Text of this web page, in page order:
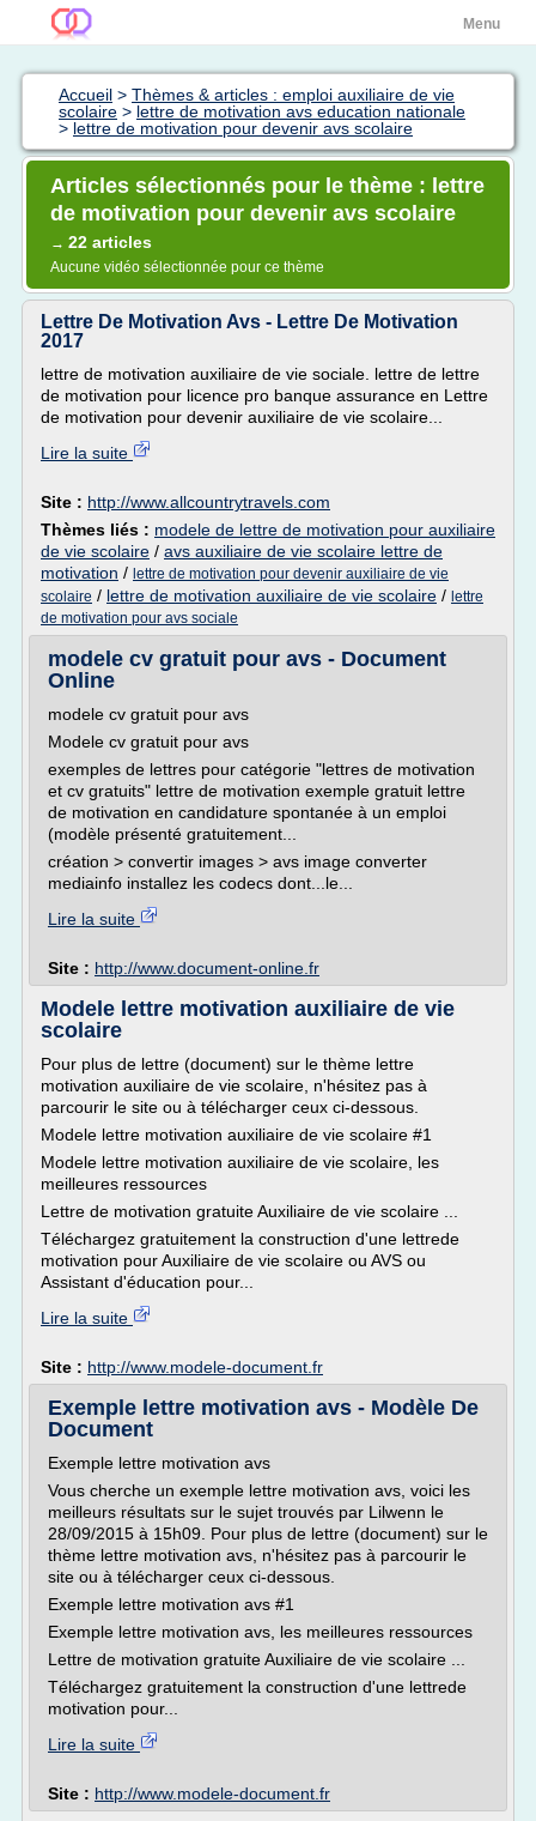
Menu
Accueil > Thèmes & articles : emploi auxiliaire de vie
scolaire > lettre de motivation avs education nationale
> lettre de motivation pour devenir avs scolaire
Articles sélectionnés pour le thème : lettre
de motivation pour devenir avs scolaire
→ 22 articles
Aucune vidéo sélectionnée pour ce thème
Lettre De Motivation Avs - Lettre De Motivation
2017
lettre de motivation auxiliaire de vie sociale. lettre de lettre
de motivation pour licence pro banque assurance en Lettre
de motivation pour devenir auxiliaire de vie scolaire...
Lire la suite
Site : http://www.allcountrytravels.com
Thèmes liés : modele de lettre de motivation pour auxiliaire
de vie scolaire / avs auxiliaire de vie scolaire lettre de
motivation / lettre de motivation pour devenir auxiliaire de vie
scolaire / lettre de motivation auxiliaire de vie scolaire / lettre
de motivation pour avs sociale
modele cv gratuit pour avs - Document
Online
modele cv gratuit pour avs
Modele cv gratuit pour avs
exemples de lettres pour catégorie "lettres de motivation
et cv gratuits" lettre de motivation exemple gratuit lettre
de motivation en candidature spontanée à un emploi
(modèle présenté gratuitement...
création > convertir images > avs image converter
mediainfo installez les codecs dont...le...
Lire la suite
Site : http://www.document-online.fr
Modele lettre motivation auxiliaire de vie
scolaire
Pour plus de lettre (document) sur le thème lettre
motivation auxiliaire de vie scolaire, n'hésitez pas à
parcourir le site ou à télécharger ceux ci-dessous.
Modele lettre motivation auxiliaire de vie scolaire #1
Modele lettre motivation auxiliaire de vie scolaire, les
meilleures ressources
Lettre de motivation gratuite Auxiliaire de vie scolaire ...
Téléchargez gratuitement la construction d'une lettrede
motivation pour Auxiliaire de vie scolaire ou AVS ou
Assistant d'éducation pour...
Lire la suite
Site : http://www.modele-document.fr
Exemple lettre motivation avs - Modèle De
Document
Exemple lettre motivation avs
Vous cherche un exemple lettre motivation avs, voici les
meilleurs résultats sur le sujet trouvés par Lilwenn le
28/09/2015 à 15h09. Pour plus de lettre (document) sur le
thème lettre motivation avs, n'hésitez pas à parcourir le
site ou à télécharger ceux ci-dessous.
Exemple lettre motivation avs #1
Exemple lettre motivation avs, les meilleures ressources
Lettre de motivation gratuite Auxiliaire de vie scolaire ...
Téléchargez gratuitement la construction d'une lettrede
motivation pour...
Lire la suite
Site : http://www.modele-document.fr